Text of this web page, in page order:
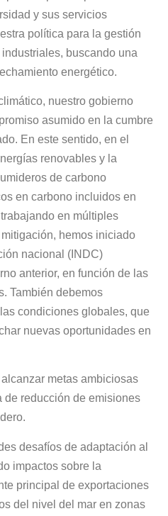
y sus servicios
política para la gestión
buscando una
energético.
nuestro gobierno
asumido en la cumbre
En este sentido, en el
renovables y la
de carbono
en carbono incluidos en
en múltiples
hemos iniciado
nacional (INDC)
anterior, en función de las
También debemos
condiciones globales, que
nuevas oportunidades en
metas ambiciosas
de reducción de emisiones
desafíos de adaptación al
impactos sobre la
principal de exportaciones
del nivel del mar en zonas